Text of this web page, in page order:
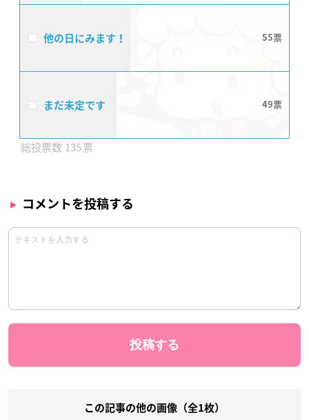
他の日にみます！ 55
まだ未定です 49
135
コメントを投稿する
この記事の他の画像（全1枚）